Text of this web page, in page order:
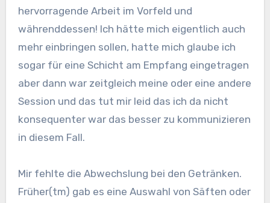
hervorragende Arbeit im Vorfeld und
währenddessen! Ich hätte mich eigentlich auch
mehr einbringen sollen, hatte mich glaube ich
sogar für eine Schicht am Empfang eingetragen
aber dann war zeitgleich meine oder eine andere
Session und das tut mir leid das ich da nicht
konsequenter war das besser zu kommunizieren
in diesem Fall.
Mir fehlte die Abwechslung bei den Getränken.
Früher(tm) gab es eine Auswahl von Säften oder